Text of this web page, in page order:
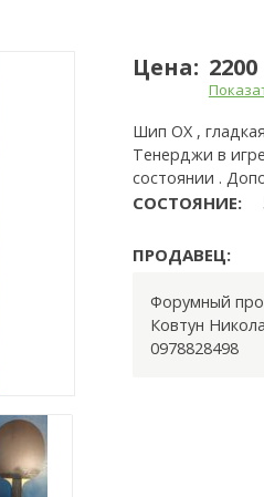
Цена: 2200
Шип OX ,
Тенерджи в
состоянии .
СОСТОЯНИЕ:
ПРОДАВЕЦ:
Форумный
Ковтун
0978828498